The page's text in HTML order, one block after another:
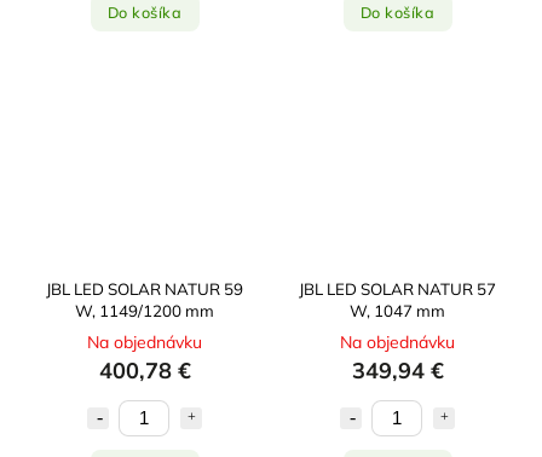
Do košíka Do košíka
JBL LED SOLAR NATUR 59
W, 1149/1200 mm
Na objednávku
400,78 €
JBL LED SOLAR NATUR 57
W, 1047 mm
Na objednávku
349,94 €